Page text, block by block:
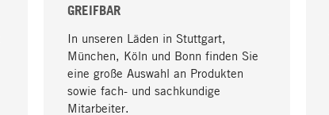
GREIFBAR
In unseren Läden in Stuttgart,
München, Köln und Bonn finden Sie
eine große Auswahl an Produkten
sowie fach- und sachkundige
Mitarbeiter.